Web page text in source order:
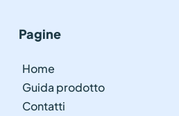
Pagine
Home
Guida prodotto
Contatti